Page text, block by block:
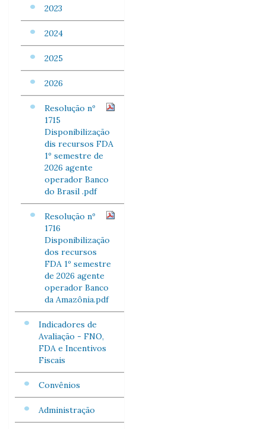
2023
2024
2025
2026
Resolução nº
1715
Disponibilização
dis recursos FDA
1º semestre de
2026 agente
operador Banco
do Brasil .pdf
Resolução nº
1716
Disponibilização
dos recursos
FDA 1º semestre
de 2026 agente
operador Banco
da Amazônia.pdf
Indicadores de
Avaliação - FNO,
FDA e Incentivos
Fiscais
Convênios
Administração